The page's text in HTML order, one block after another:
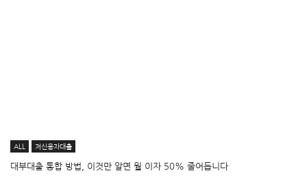
ALL 저신용자대출
대부대출 통합 방법, 이것만 알면 월 이자 50% 줄어듭니다